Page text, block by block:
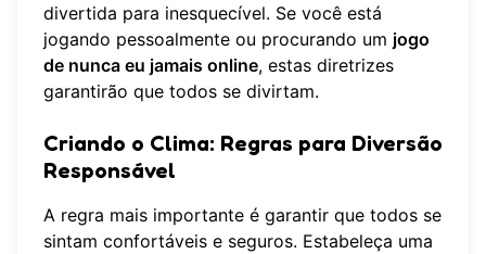
divertida para inesquecível. Se você está
jogando pessoalmente ou procurando um jogo
de nunca eu jamais online, estas diretrizes
garantirão que todos se divirtam.
Criando o Clima: Regras para Diversão
Responsável
A regra mais importante é garantir que todos se
sintam confortáveis e seguros. Estabeleça uma